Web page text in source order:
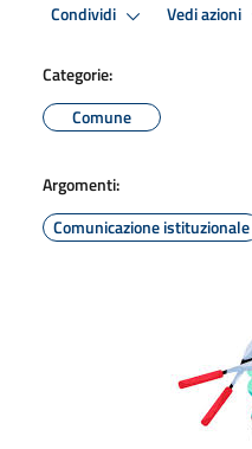
Condividi Vedi azioni
Categorie:
Comune
Argomenti:
Comunicazione istituzionale